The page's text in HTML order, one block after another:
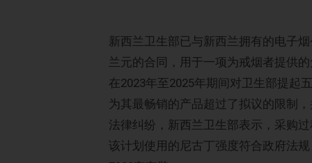
新西兰卫生部已与新西兰拥有的电子
兰元的合同，用于一项为戒烟者提供
在2023年至2025年期间对卫生部提起
为其最畅销的产品超过了拟议的限制
法律纠纷，新西兰卫生部表示，采购
该计划使用的尼古丁强度符合政府法